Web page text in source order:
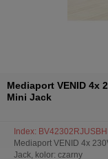
Mediaport VENID 4x
Mini Jack
Index:
Mediaport VENID 4x
Jack, kolor: czarny